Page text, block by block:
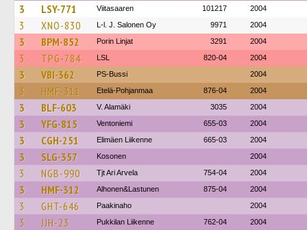
3 LSY-771 Viitasaaren 101217 2004
3 XNO-830 L-l. J. Salonen Oy 9971 2004
3 BPM-852 Porin Linjat 3291 2004
3 TPG-784 LSL 820-04 2004
3 VBI-362 PS-Bussi 2004
3 HMF-311 Etelä-Pohjanmaa 876-04 2004
3 BLF-603 V. Alamäki 3035 2004
3 YFG-815 Ventoniemi 655-03 2004
3 CGH-251 Elimäen Liikenne 665-03 2004
3 SLG-357 Kosonen 2004
3 NGB-990 Tjt Ari Arvela 754-04 2004
3 HMF-312 Alhonen&Lastunen 875-04 2004
3 GHT-646 Paakinaho 2004
3 JJH-23 Pukkilan Liikenne 762-04 2004